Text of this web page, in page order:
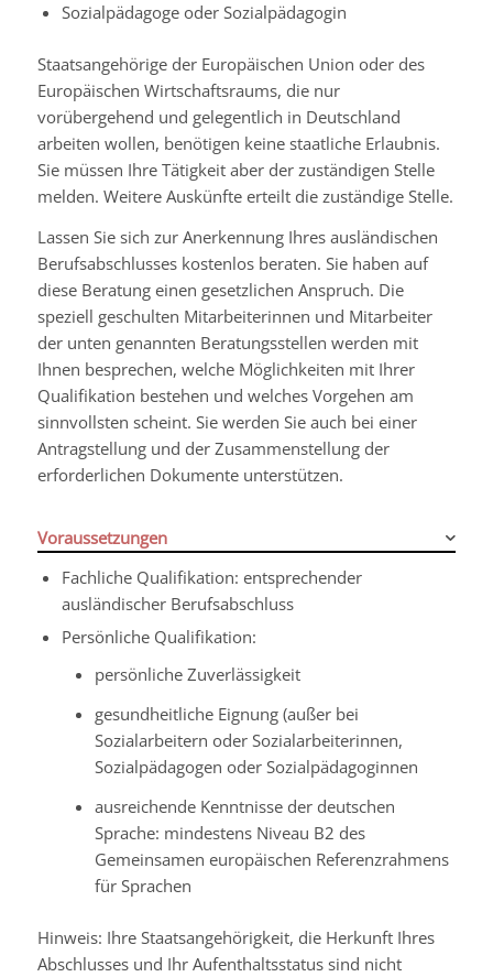
Sozialpädagoge oder Sozialpädagogin
Staatsangehörige der Europäischen Union oder des
Europäischen Wirtschaftsraums, die nur
vorübergehend und gelegentlich in Deutschland
arbeiten wollen, benötigen keine staatliche Erlaubnis.
Sie müssen Ihre Tätigkeit aber der zuständigen Stelle
melden. Weitere Auskünfte erteilt die zuständige Stelle.
Lassen Sie sich zur Anerkennung Ihres ausländischen
Berufsabschlusses kostenlos beraten. Sie haben auf
diese Beratung einen gesetzlichen Anspruch. Die
speziell geschulten Mitarbeiterinnen und Mitarbeiter
der unten genannten Beratungsstellen werden mit
Ihnen besprechen, welche Möglichkeiten mit Ihrer
Qualifikation bestehen und welches Vorgehen am
sinnvollsten scheint. Sie werden Sie auch bei einer
Antragstellung und der Zusammenstellung der
erforderlichen Dokumente unterstützen.
Voraussetzungen
Fachliche Qualifikation: entsprechender
ausländischer Berufsabschluss
Persönliche Qualifikation:
persönliche Zuverlässigkeit
gesundheitliche Eignung (außer bei
Sozialarbeitern oder Sozialarbeiterinnen,
Sozialpädagogen oder Sozialpädagoginnen
ausreichende Kenntnisse der deutschen
Sprache: mindestens Niveau B2 des
Gemeinsamen europäischen Referenzrahmens
für Sprachen
Hinweis: Ihre Staatsangehörigkeit, die Herkunft Ihres
Abschlusses und Ihr Aufenthaltsstatus sind nicht